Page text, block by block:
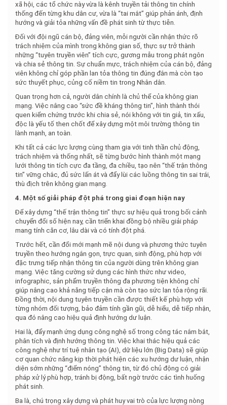
xã hội, các tổ chức này vừa là kênh truyền tải thông tin chính
thống đến từng khu dân cư, vừa là “tai mắt” giúp phản ánh, định
hướng và giải tỏa những vấn đề phát sinh từ thực tiễn.
Đối với đội ngũ cán bộ, đảng viên, mỗi người cần nhận thức rõ
trách nhiệm của mình trong không gian số, thực sự trở thành
những “tuyên truyền viên” tích cực, gương mẫu trong phát ngôn
và chia sẻ thông tin. Sự chuẩn mực, trách nhiệm của cán bộ, đảng
viên không chỉ góp phần lan tỏa thông tin đúng đắn mà còn tạo
sức thuyết phục, củng cố niềm tin trong Nhân dân.
Quan trọng hơn cả, người dân chính là chủ thể của không gian
mạng. Việc nâng cao “sức đề kháng thông tin”, hình thành thói
quen kiểm chứng trước khi chia sẻ, nói không với tin giả, tin xấu,
độc là yếu tố then chốt để xây dựng một môi trường thông tin
lành mạnh, an toàn.
Khi tất cả các lực lượng cùng tham gia với tinh thần chủ động,
trách nhiệm và thống nhất, sẽ từng bước hình thành một mạng
lưới thông tin tích cực đa tầng, đa chiều, tạo nên “thế trận thông
tin” vững chắc, đủ sức lấn át và đẩy lùi các luồng thông tin sai trái,
thù địch trên không gian mạng.
4. Một số giải pháp đột phá trong giai đoạn hiện nay
Để xây dựng “thế trận thông tin” thực sự hiệu quả trong bối cảnh
chuyển đổi số hiện nay, cần triển khai đồng bộ nhiều giải pháp
mang tính căn cơ, lâu dài và có tính đột phá.
Trước hết, cần đổi mới mạnh mẽ nội dung và phương thức tuyên
truyền theo hướng ngắn gọn, trực quan, sinh động, phù hợp với
đặc trưng tiếp nhận thông tin của người dùng trên không gian
mạng. Việc tăng cường sử dụng các hình thức như video,
infographic, sản phẩm truyền thông đa phương tiện không chỉ
giúp nâng cao khả năng tiếp cận mà còn tạo sức lan tỏa rộng rãi.
Đồng thời, nội dung tuyên truyền cần được thiết kế phù hợp với
từng nhóm đối tượng, bảo đảm tính gần gũi, dễ hiểu, dễ tiếp nhận,
qua đó nâng cao hiệu quả định hướng dư luận.
Hai là, đẩy mạnh ứng dụng công nghệ số trong công tác nắm bắt,
phân tích và định hướng thông tin. Việc khai thác hiệu quả các
công nghệ như trí tuệ nhân tạo (AI), dữ liệu lớn (Big Data) sẽ giúp
cơ quan chức năng kịp thời phát hiện các xu hướng dư luận, nhận
diện sớm những “điểm nóng” thông tin, từ đó chủ động có giải
pháp xử lý phù hợp, tránh bị động, bất ngờ trước các tình huống
phát sinh.
Ba là, chú trọng xây dựng và phát huy vai trò của lực lượng nòng